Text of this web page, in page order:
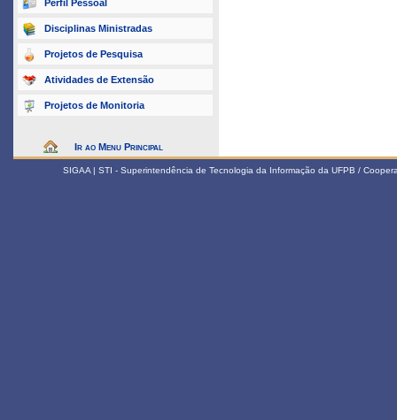
Perfil Pessoal
Disciplinas Ministradas
Projetos de Pesquisa
Atividades de Extensão
Projetos de Monitoria
Ir ao Menu Principal
SIGAA | STI - Superintendência de Tecnologia da Informação da UFPB /